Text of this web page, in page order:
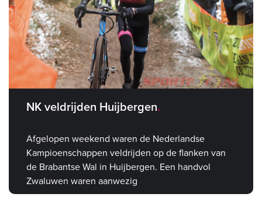
NK veldrijden Huijbergen
Afgelopen weekend waren de Nederlandse
Kampioenschappen veldrijden op de flanken van
de Brabantse Wal in Huijbergen. Een handvol
Zwaluwen waren aanwezig